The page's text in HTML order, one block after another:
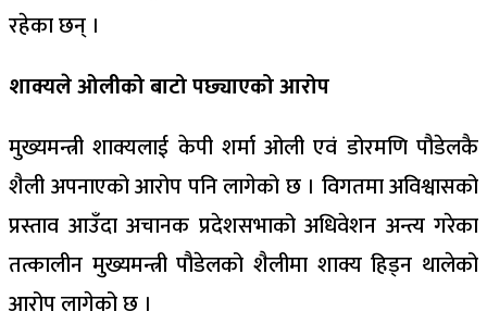
रहेका छन् ।
शाक्यले ओलीको बाटो पछ्याएको आरोप
मुख्यमन्त्री शाक्यलाई केपी शर्मा ओली एवं डोरमणि पौडेलकै
शैली अपनाएको आरोप पनि लागेको छ । विगतमा अविश्वासको
प्रस्ताव आउँदा अचानक प्रदेशसभाको अधिवेशन अन्त्य गरेका
तत्कालीन मुख्यमन्त्री पौडेलको शैलीमा शाक्य हिड्न थालेको
आरोप लागेको छ ।